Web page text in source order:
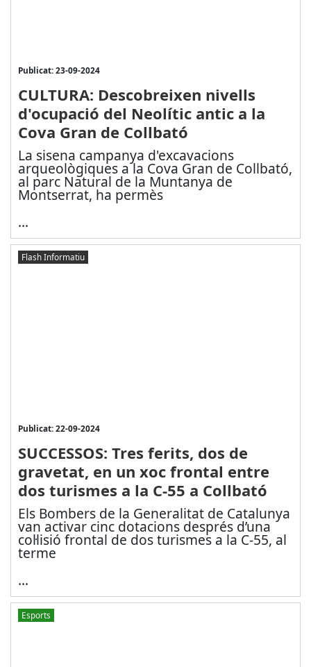
Publicat: 23-09-2024
CULTURA: Descobreixen nivells
d'ocupació del Neolític antic a la
Cova Gran de Collbató
La sisena campanya d'excavacions
arqueològiques a la Cova Gran de Collbató,
al parc Natural de la Muntanya de
Montserrat, ha permès
...
Flash Informatiu
Publicat: 22-09-2024
SUCCESSOS: Tres ferits, dos de
gravetat, en un xoc frontal entre
dos turismes a la C-55 a Collbató
Els Bombers de la Generalitat de Catalunya
van activar cinc dotacions després d’una
col·lisió frontal de dos turismes a la C-55, al
terme
...
Esports